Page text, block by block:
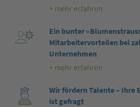
+ mehr erfahren
Ein bunter
Mitarbeitervorteilen bei
Unternehmen
+ mehr erfahren
Wir fördern Talente – Ihre
ist gefragt